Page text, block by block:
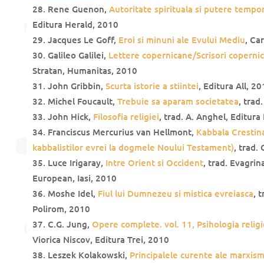
Rene Guenon, Autoritate spirituala si putere
Editura Herald, 2010
Jacques Le Goff, Eroi si minuni ale Evului Mediu,
Galileo Galilei, Lettere copernicane/Scrisori
Stratan, Humanitas, 2010
John Gribbin, Scurta istorie a stiintei, Editura All,
Michel Foucault, Trebuie sa aparam societatea,
John Hick, Filosofia religiei, trad. A. Anghel, Editura
Franciscus Mercurius van Hellmont, Kabbala
kabbalistilor evrei la dogmele Noului Testament), trad.
Luce Irigaray, Intre Orient si Occident, trad.
European, Iasi, 2010
Moshe Idel, Fiul lui Dumnezeu si mistica evreiasca,
Polirom, 2010
C.G. Jung, Opere complete. vol. 11, Psihologia
Viorica Niscov, Editura Trei, 2010
Leszek Kolakowski, Principalele curente ale